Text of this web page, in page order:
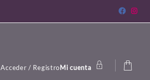
Acceder / RegistroMi cuenta